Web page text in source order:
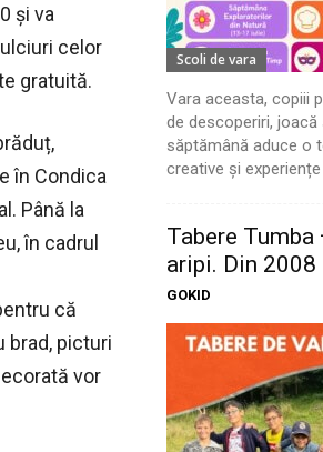
și va
celor
gratuită.
în Condica
Până la
în cadrul
că
brad, picturi
vor
Scoli de vara
Vara aceasta, copiii
de descoperiri, joacă
săptămână aduce o
creative și experiențe
Tabere
aripi. Din 2008
GOKID